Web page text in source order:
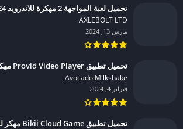
تحميل لعبة المواجهة 2 مهكرة للاندرويد 2024
AXLEBOLT LTD‏
مارس 13, 2024
تحميل تطبيق Provid Video Player مهكر للاندرويد 2024
Avocado Milkshake‏
فبراير 4, 2024
تحميل تطبيق Bikii Cloud Game مهكر للاندرويد 2024